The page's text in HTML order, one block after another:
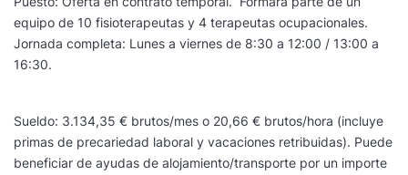
equipo de 10 fisioterapeutas y 4 terapeutas ocupacionales.
Jornada completa: Lunes a viernes de 8:30 a 12:00 / 13:00 a
16:30.
Sueldo: 3.134,35 € brutos/mes o 20,66 € brutos/hora (incluye
primas de precariedad laboral y vacaciones retribuidas). Puede
beneficiar de ayudas de alojamiento/transporte por un importe